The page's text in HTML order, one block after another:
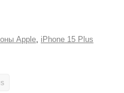
Apple iPhone 15 Plus